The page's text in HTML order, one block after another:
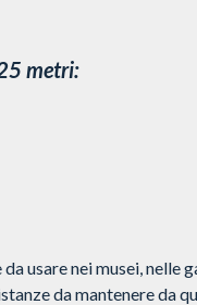
metri:
usare nei musei, nelle
da mantenere da